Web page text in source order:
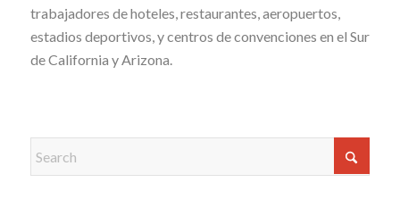
trabajadores de hoteles, restaurantes, aeropuertos,
estadios deportivos, y centros de convenciones en el Sur
de California y Arizona.